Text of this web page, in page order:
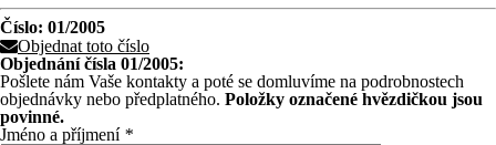
Číslo: 01/2005
Objednat toto číslo
Objednání čísla 01/2005:
Pošlete nám Vaše kontakty a poté se domluvíme na podrobnostech
objednávky nebo předplatného. Položky označené hvězdičkou jsou
povinné.
Jméno a příjmení *